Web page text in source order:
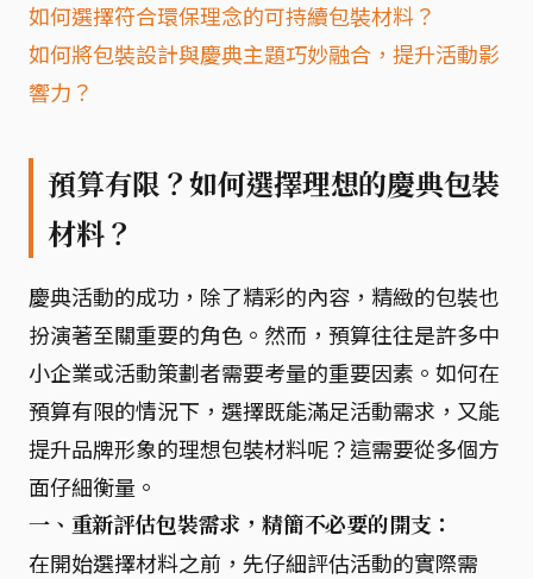
如何選擇符合環保理念的可持續包裝材料？
如何將包裝設計與慶典主題巧妙融合，提升活動影
響力？
預算有限？如何選擇理想的慶典包裝
材料？
慶典活動的成功，除了精彩的內容，精緻的包裝也
扮演著至關重要的角色。然而，預算往往是許多中
小企業或活動策劃者需要考量的重要因素。如何在
預算有限的情況下，選擇既能滿足活動需求，又能
提升品牌形象的理想包裝材料呢？這需要從多個方
面仔細衡量。
一、重新評估包裝需求，精簡不必要的開支：
在開始選擇材料之前，先仔細評估活動的實際需